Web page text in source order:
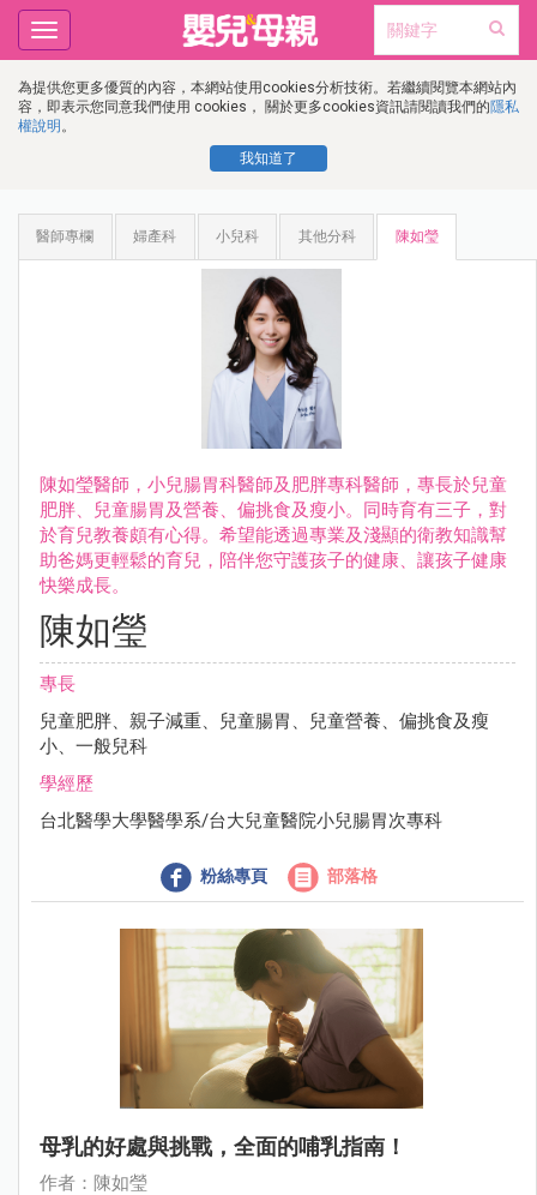
為提供您更多優質的內容，本網站使用cookies分析技術。若繼續閱覽本網站內
容，即表示您同意我們使用 cookies， 關於更多cookies資訊請閱讀我們的隱私
權說明 。
我知道了
Toggle
navigation
醫師專欄 婦產科 小兒科 其他分科 陳如瑩
陳如瑩醫師，小兒腸胃科醫師及肥胖專科醫師，專長於兒童
肥胖、兒童腸胃及營養、偏挑食及瘦小。同時育有三子，對
於育兒教養頗有心得。希望能透過專業及淺顯的衛教知識幫
助爸媽更輕鬆的育兒，陪伴您守護孩子的健康、讓孩子健康
快樂成長。
陳如瑩
專長
兒童肥胖、親子減重、兒童腸胃、兒童營養、偏挑食及瘦
小、一般兒科
學經歷
台北醫學大學醫學系/台大兒童醫院小兒腸胃次專科
粉絲專頁 部落格
母乳的好處與挑戰，全面的哺乳指南！
作者：陳如瑩